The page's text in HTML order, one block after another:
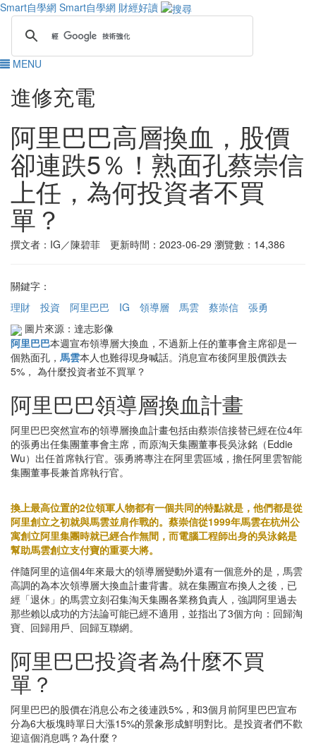
Smart自學網 Smart自學網 財經好讀
MENU
進修充電
阿里巴巴高層換血，股價
卻連跌5％！熟面孔蔡崇信
上任，為何投資者不買
單？
撰文者：IG／陳碧菲 更新時間：2023-06-29 瀏覽數：14,386
關鍵字：
理財
投資 阿里巴巴 IG 領導層 馬雲 蔡崇信
張勇
圖片來源：達志影像
阿里巴巴本週宣布領導層大換血，不過新上任的董事會主席卻是一
個熟面孔， 馬雲本人也難得現身喊話。消息宣布後阿里股價跌去
5%， 為什麼投資者並不買單？
阿里巴巴領導層換血計畫
阿里巴巴突然宣布的領導層換血計畫包括由蔡崇信接替已經在位4年
的張勇出任集團董事會主席，而原淘天集團董事長吳泳銘（Eddie
Wu）出任首席執行官。張勇將專注在阿里雲區域，擔任阿里雲智能
集團董事長兼首席執行官。
換上最高位置的2位領軍人物都有一個共同的特點就是，他們都是從
阿里創立之初就與馬雲並肩作戰的。蔡崇信從1999年馬雲在杭州公
寓創立阿里集團時就已經合作無間，而電腦工程師出身的吳泳銘是
幫助馬雲創立支付寶的重要大將。
伴隨阿里的這個4年來最大的領導層變動外還有一個意外的是，馬雲
高調的為本次領導層大換血計畫背書。就在集團宣布換人之後，已
經「退休」的馬雲立刻召集淘天集團各業務負責人，強調阿里過去
那些賴以成功的方法論可能已經不適用，並指出了3個方向：回歸淘
寶、回歸用戶、回歸互聯網。
阿里巴巴投資者為什麼不買
單？
阿里巴巴的股價在消息公布之後連跌5%，和3個月前阿里巴巴宣布
分為6大板塊時單日大漲15%的景象形成鮮明對比。是投資者們不歡
迎這個消息嗎？為什麼？